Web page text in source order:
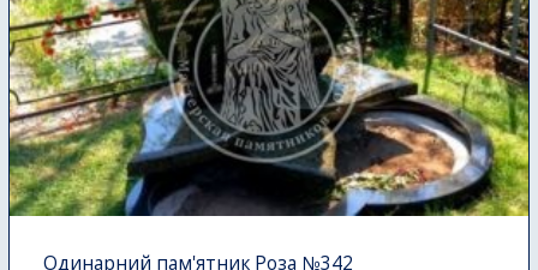
Одинарний пам'ятник Роза №342